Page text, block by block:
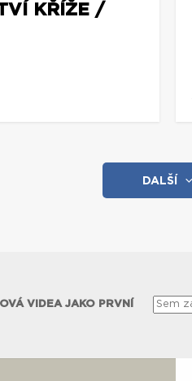
KŘÍŽE /
DALŠÍ
VIDEA JAKO PRVNÍ